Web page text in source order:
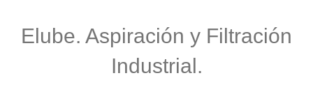
Elube. Aspiración y Filtración
Industrial.